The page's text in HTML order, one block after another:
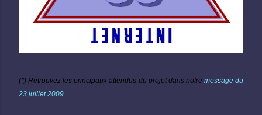
(*) Retrouvez les principaux attendus du projet dans notre message du
23 juillet 2009.